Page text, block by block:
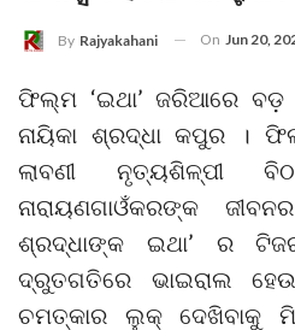
By Rajyakahani On Jun 20,
ଫିଲ୍ମ ‘ଇଥା’ ଜରିଆରେ ବଡ଼
ନାୟିକା ଶ୍ରଦ୍ଧା କପୁର ।
ଲାବଣୀ ନୃତ୍ୟଶିଳ୍ପୀ
ନାରାୟଣଗାଓଁକରଙ୍କ
ଶ୍ରଦ୍ଧାଙ୍କ ଇଥା’ ର
ଦ୍ରୁତଗତିରେ ଭାଇରାଲ
ଚମତ୍କାର ଲୁକ୍ ଦେଖିବାକୁ